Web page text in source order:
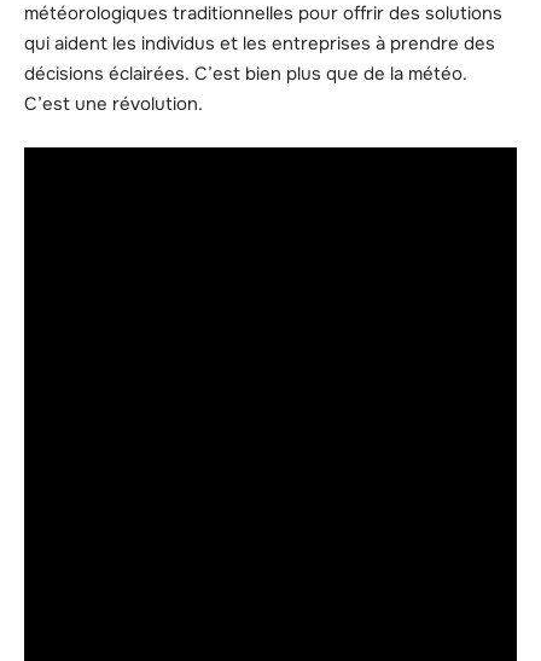
météorologiques traditionnelles pour offrir des solutions
qui aident les individus et les entreprises à prendre des
décisions éclairées. C’est bien plus que de la météo.
C’est une révolution.